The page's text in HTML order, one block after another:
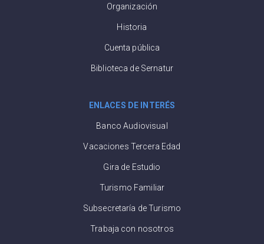
Organización
Historia
Cuenta pública
Biblioteca de Sernatur
ENLACES DE INTERÉS
Banco Audiovisual
Vacaciones Tercera Edad
Gira de Estudio
Turismo Familiar
Subsecretaría de Turismo
Trabaja con nosotros